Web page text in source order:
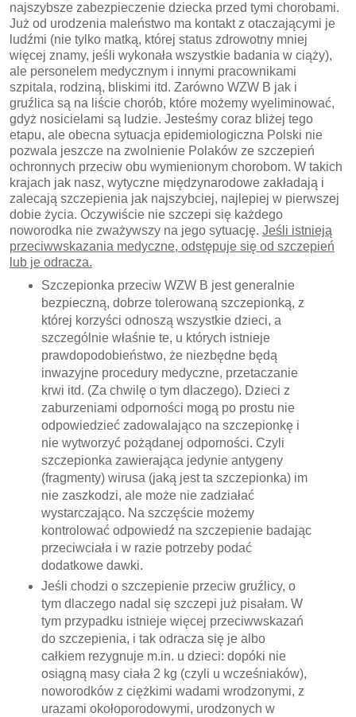
najszybsze zabezpieczenie dziecka przed tymi chorobami.
Już od urodzenia maleństwo ma kontakt z otaczającymi je
ludźmi (nie tylko matką, której status zdrowotny mniej
więcej znamy, jeśli wykonała wszystkie badania w ciąży),
ale personelem medycznym i innymi pracownikami
szpitala, rodziną, bliskimi itd. Zarówno WZW B jak i
gruźlica są na liście chorób, które możemy wyeliminować,
gdyż nosicielami są ludzie. Jesteśmy coraz bliżej tego
etapu, ale obecna sytuacja epidemiologiczna Polski nie
pozwala jeszcze na zwolnienie Polaków ze szczepień
ochronnych przeciw obu wymienionym chorobom. W takich
krajach jak nasz, wytyczne międzynarodowe zakładają i
zalecają szczepienia jak najszybciej, najlepiej w pierwszej
dobie życia. Oczywiście nie szczepi się każdego
noworodka nie zważywszy na jego sytuację. Jeśli istnieją
przeciwwskazania medyczne, odstępuje się od szczepień
lub je odracza.
Szczepionka przeciw WZW B jest generalnie
bezpieczną, dobrze tolerowaną szczepionką, z
której korzyści odnoszą wszystkie dzieci, a
szczególnie właśnie te, u których istnieje
prawdopodobieństwo, że niezbędne będą
inwazyjne procedury medyczne, przetaczanie
krwi itd. (Za chwilę o tym dlaczego). Dzieci z
zaburzeniami odporności mogą po prostu nie
odpowiedzieć zadowalająco na szczepionkę i
nie wytworzyć pożądanej odporności. Czyli
szczepionka zawierająca jedynie antygeny
(fragmenty) wirusa (jaką jest ta szczepionka) im
nie zaszkodzi, ale może nie zadziałać
wystarczająco. Na szczęście możemy
kontrolować odpowiedź na szczepienie badając
przeciwciała i w razie potrzeby podać
dodatkowe dawki.
Jeśli chodzi o szczepienie przeciw gruźlicy, o
tym dlaczego nadal się szczepi już pisałam. W
tym przypadku istnieje więcej przeciwwskazań
do szczepienia, i tak odracza się je albo
całkiem rezygnuje m.in. u dzieci: dopóki nie
osiągną masy ciała 2 kg (czyli u wcześniaków),
noworodków z ciężkimi wadami wrodzonymi, z
urazami okołoporodowymi, urodzonych w